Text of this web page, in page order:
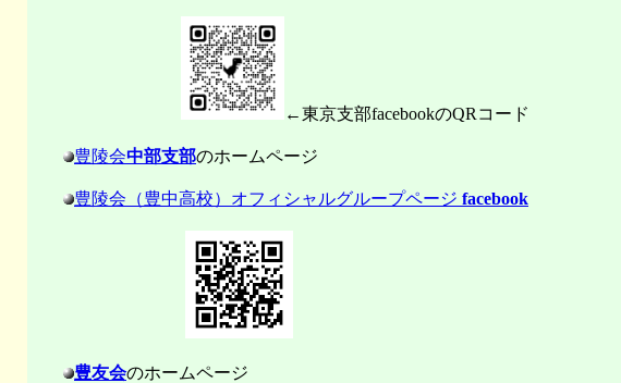
←東京支部facebookのQRコード
豊陵会中部支部のホームページ
豊陵会（豊中高校）オフィシャルグループページ facebook
豊友会のホームページ